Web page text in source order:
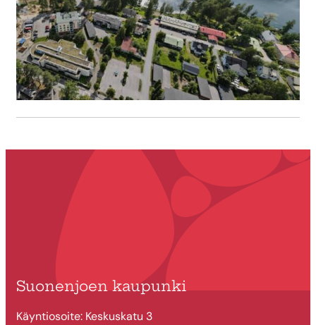
Suonenjoen kaupunki
Käyntiosoite: Keskuskatu 3